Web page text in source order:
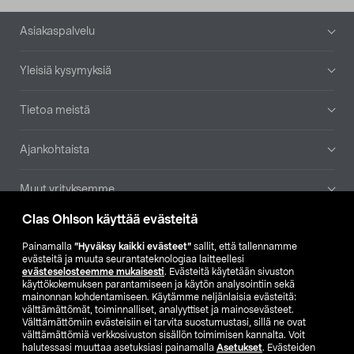
Clas Ohlson käyttää evästeitä
Painamalla ”Hyväksy kaikki evästeet” sallit, että tallennamme
evästeitä ja muuta seurantateknologiaa laitteellesi
evästeselosteemme mukaisesti. Evästeitä käytetään sivuston
käyttökokemuksen parantamiseen ja käytön analysointiin sekä
mainonnan kohdentamiseen. Käytämme neljänlaisia evästeitä:
välttämättömät, toiminnalliset, analyyttiset ja mainosevästeet.
Välttämättömiin evästeisiin ei tarvita suostumustasi, sillä ne ovat
välttämättömiä verkkosivuston sisällön toimimisen kannalta. Voit
halutessasi muuttaa asetuksiasi painamalla Asetukset. Evästeiden
Alatunniste
Asiakaspalvelu
Yleisiä kysymyksiä
Tietoa meistä
Ajankohtaista
Muut yrityksemme
Etsi myymälä
SE NO FI
FI SV